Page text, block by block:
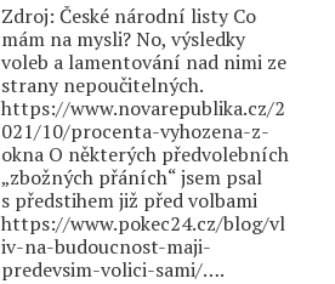
Zdroj: České národní listy Co
mám na mysli? No, výsledky
voleb a lamentování nad nimi ze
strany nepoučitelných.
https://www.novarepublika.cz/2
021/10/procenta-vyhozena-z-
okna O některých předvolebních
„zbožných přáních“ jsem psal
s předstihem již před volbami
https://www.pokec24.cz/blog/vl
iv-na-budoucnost-maji-
predevsim-volici-sami/….